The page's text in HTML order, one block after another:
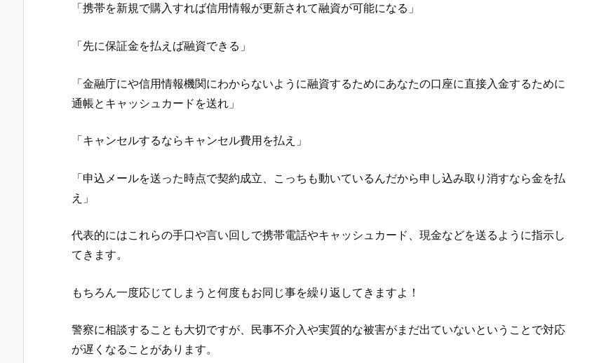
「携帯を新規で購入すれば信用情報が更新されて融資が可能になる」
「先に保証金を払えば融資できる」
「金融庁にや信用情報機関にわからないように融資するためにあなたの口座に直接入金するために
通帳とキャッシュカードを送れ」
「キャンセルするならキャンセル費用を払え」
「申込メールを送った時点で契約成立、こっちも動いているんだから申し込み取り消すなら金を払
え」
代表的にはこれらの手口や言い回しで携帯電話やキャッシュカード、現金などを送るように指示し
てきます。
もちろん一度応じてしまうと何度もお同じ事を繰り返してきますよ！
警察に相談することも大切ですが、民事不介入や実質的な被害がまだ出ていないということで対応
が遅くなることがあります。